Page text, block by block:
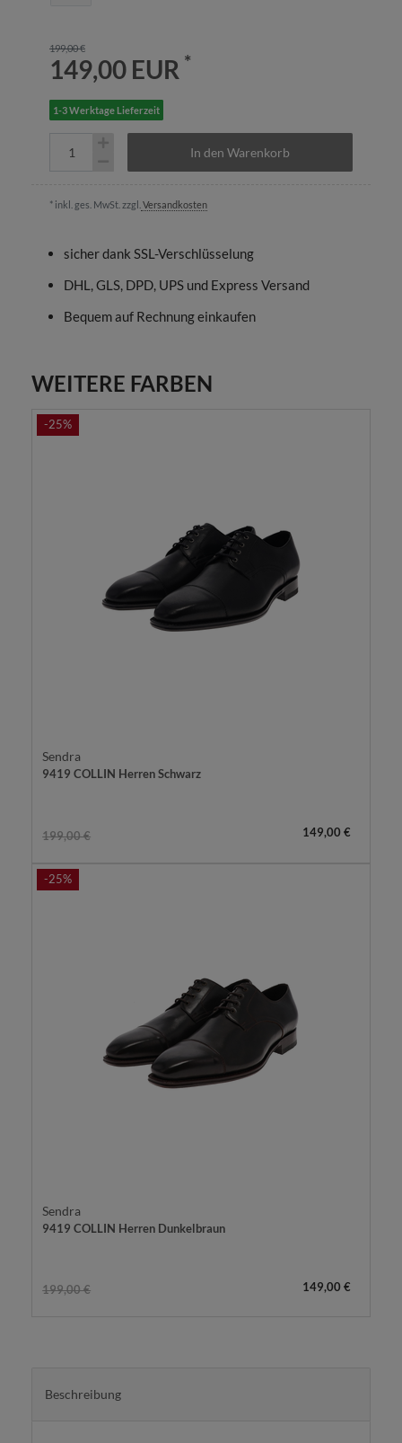
199,00 €
149,00 EUR *
1-3 Werktage Lieferzeit
In den Warenkorb
* inkl. ges. MwSt. zzgl. Versandkosten
sicher dank SSL-Verschlüsselung
DHL, GLS, DPD, UPS und Express Versand
Bequem auf Rechnung einkaufen
WEITERE FARBEN
-25%
Sendra
9419 COLLIN Herren Schwarz
199,00 € 149,00 €
-25%
Sendra
9419 COLLIN Herren Dunkelbraun
199,00 € 149,00 €
Beschreibung